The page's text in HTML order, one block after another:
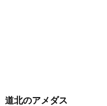
道北のアメダス